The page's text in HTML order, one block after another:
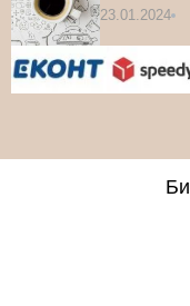
23.01.2024